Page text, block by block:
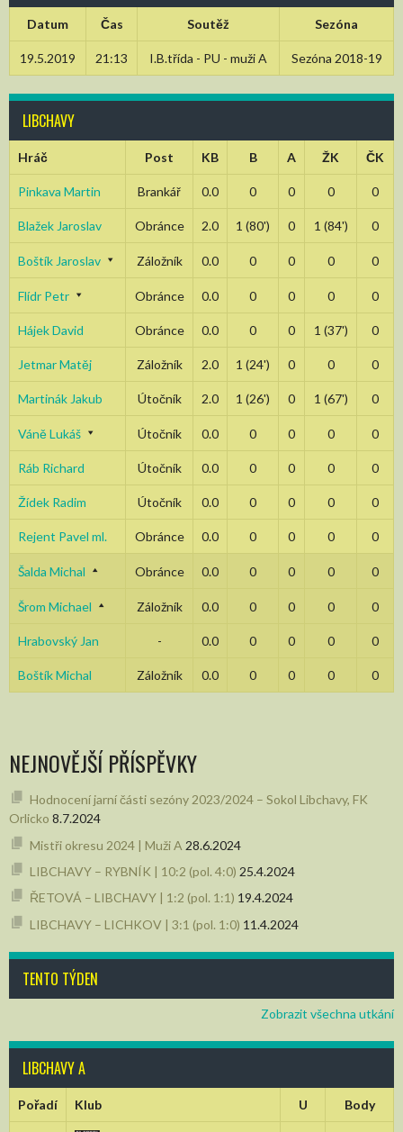
Datum Čas Soutěž Sezóna
19.5.2019 21:13 I.B.třída - PU - muži A Sezóna 2018-19
LIBCHAVY
Hráč Post KB B A ŽK ČK
Pinkava Martin Brankář 0.0 0 0 0 0
Blažek Jaroslav Obránce 2.0 1 (80') 0 1 (84') 0
Boštík Jaroslav Záložník 0.0 0 0 0 0
Flídr Petr Obránce 0.0 0 0 0 0
Hájek David Obránce 0.0 0 0 1 (37') 0
Jetmar Matěj Záložník 2.0 1 (24') 0 0 0
Martinák Jakub Útočník 2.0 1 (26') 0 1 (67') 0
Váně Lukáš Útočník 0.0 0 0 0 0
Ráb Richard Útočník 0.0 0 0 0 0
Žídek Radim Útočník 0.0 0 0 0 0
Rejent Pavel ml. Obránce 0.0 0 0 0 0
Šalda Michal Obránce 0.0 0 0 0 0
Šrom Michael Záložník 0.0 0 0 0 0
Hrabovský Jan - 0.0 0 0 0 0
Boštík Michal Záložník 0.0 0 0 0 0
NEJNOVĚJŠÍ PŘÍSPĚVKY
Hodnocení jarní části sezóny 2023/2024 – Sokol Libchavy, FK
Orlicko 8.7.2024
Mistři okresu 2024 | Muži A 28.6.2024
LIBCHAVY – RYBNÍK | 10:2 (pol. 4:0) 25.4.2024
ŘETOVÁ – LIBCHAVY | 1:2 (pol. 1:1) 19.4.2024
LIBCHAVY – LICHKOV | 3:1 (pol. 1:0) 11.4.2024
TENTO TÝDEN
Zobrazit všechna utkání
LIBCHAVY A
Pořadí Klub U Body